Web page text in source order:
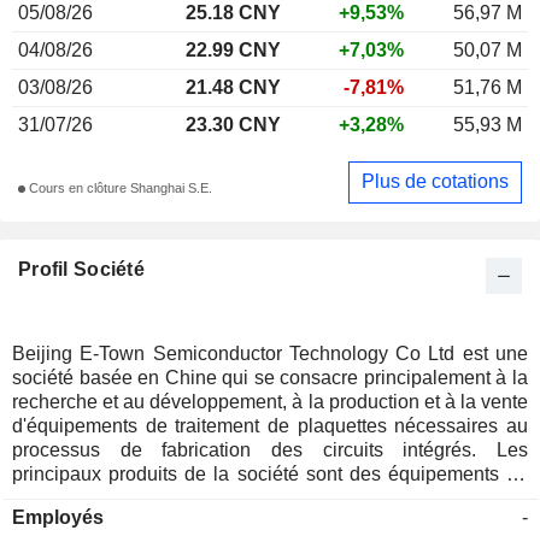
Profil Société
Beijing E-Town Semiconductor Technology Co Ltd est une
société basée en Chine qui se consacre principalement à la
recherche et au développement, à la production et à la vente
d'équipements de traitement de plaquettes nécessaires au
processus de fabrication des circuits intégrés. Les
principaux produits de la société sont des équipements de
rapide et des équipements de gravure à sec. Les produits de
Employés -
05/08/26 25.18 CNY +9,53%
56,97 M
04/08/26
22.99 CNY +7,03%
50,07 M
03/08/26
21.48 CNY -7,81%
51,76 M
31/07/26
23.30 CNY +3,28% 55,93 M
Cours en clôture Shanghai S.E. Plus de cotations